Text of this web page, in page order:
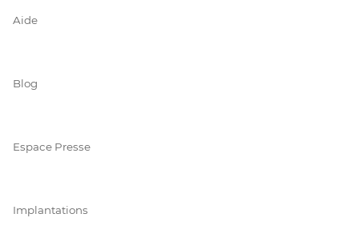
Aide
Blog
Espace Presse
Implantations